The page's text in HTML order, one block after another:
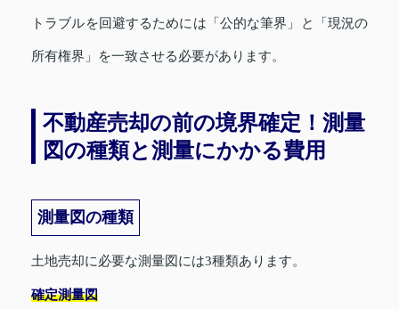
トラブルを回避するためには「公的な筆界」と「現況の
所有権界」を一致させる必要があります。
不動産売却の前の境界確定！測量
図の種類と測量にかかる費用
測量図の種類
土地売却に必要な測量図には3種類あります。
確定測量図